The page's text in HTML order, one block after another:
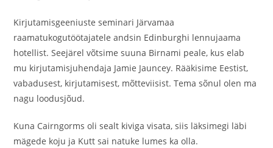
Kirjutamisgeeniuste seminari Järvamaa
raamatukogutöötajatele andsin Edinburghi lennujaama
hotellist. Seejärel võtsime suuna Birnami peale, kus elab
mu kirjutamisjuhendaja Jamie Jauncey. Rääkisime Eestist,
vabadusest, kirjutamisest, mõtteviisist. Tema sõnul olen ma
nagu loodusjõud.
Kuna Cairngorms oli sealt kiviga visata, siis läksimegi läbi
mägede koju ja Kutt sai natuke lumes ka olla.